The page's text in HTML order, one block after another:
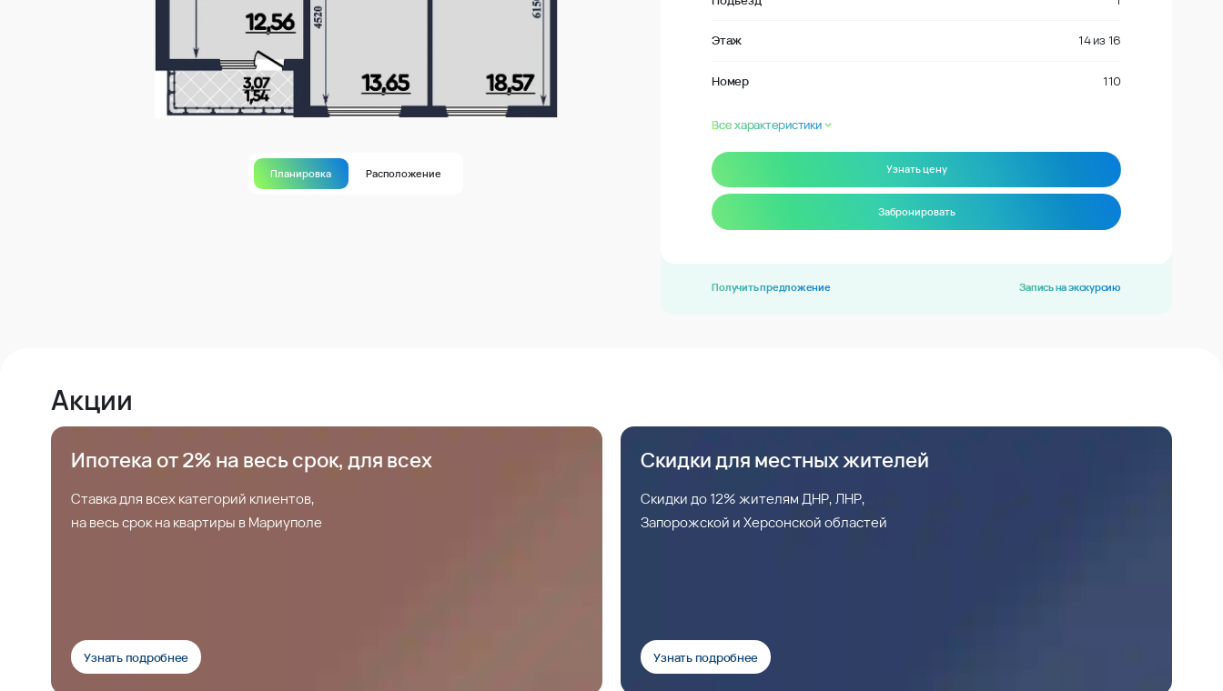
Планировка Расположение
Этаж 14из 16
Номер 110
Все характеристики
Узнать цену
Забронировать
Получить предложение Запись на экскурсию
Акции
Ипотека от 2% на весь срок, для всех
Ставка для всех категорий клиентов,
на весь срок на квартиры в Мариуполе
Узнать подробнее
Скидки для местных жителей
Скидки до 12% жителям ДНР, ЛНР,
Запорожской и Херсонской областей
Узнать подробнее